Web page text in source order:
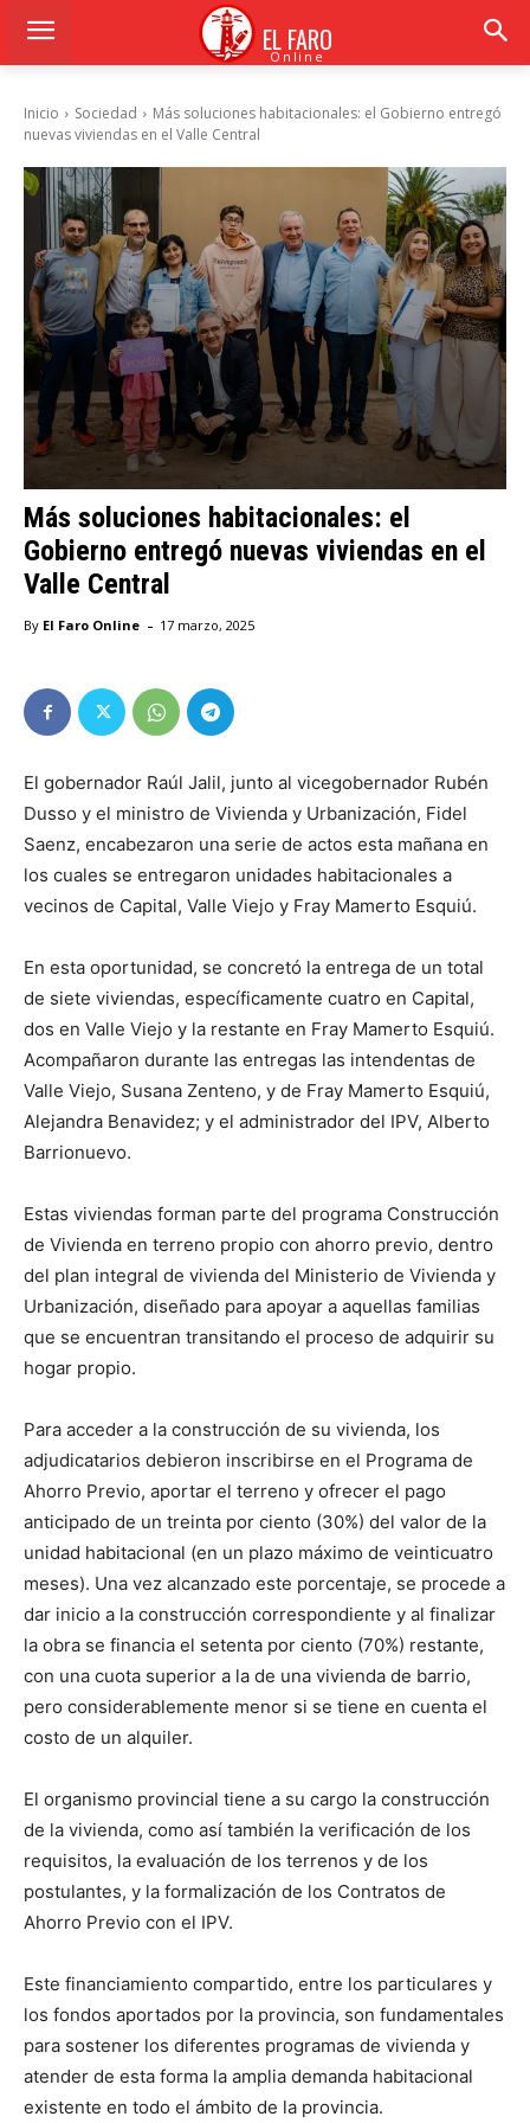
EL FARO
Online
Inicio Sociedad
Más soluciones habitacionales: el Gobierno entregó
nuevas viviendas en el Valle Central
Más soluciones habitacionales: el
Gobierno entregó nuevas viviendas en el
Valle Central
By El Faro Online - 17 marzo, 2025
El gobernador Raúl Jalil, junto al vicegobernador Rubén
Dusso y el ministro de Vivienda y Urbanización, Fidel
Saenz, encabezaron una serie de actos esta mañana en
los cuales se entregaron unidades habitacionales a
vecinos de Capital, Valle Viejo y Fray Mamerto Esquiú.
En esta oportunidad, se concretó la entrega de un total
de siete viviendas, específicamente cuatro en Capital,
dos en Valle Viejo y la restante en Fray Mamerto Esquiú.
Acompañaron durante las entregas las intendentas de
Valle Viejo, Susana Zenteno, y de Fray Mamerto Esquiú,
Alejandra Benavidez; y el administrador del IPV, Alberto
Barrionuevo.
Estas viviendas forman parte del programa Construcción
de Vivienda en terreno propio con ahorro previo, dentro
del plan integral de vivienda del Ministerio de Vivienda y
Urbanización, diseñado para apoyar a aquellas familias
que se encuentran transitando el proceso de adquirir su
hogar propio.
Para acceder a la construcción de su vivienda, los
adjudicatarios debieron inscribirse en el Programa de
Ahorro Previo, aportar el terreno y ofrecer el pago
anticipado de un treinta por ciento (30%) del valor de la
unidad habitacional (en un plazo máximo de veinticuatro
meses). Una vez alcanzado este porcentaje, se procede a
dar inicio a la construcción correspondiente y al finalizar
la obra se financia el setenta por ciento (70%) restante,
con una cuota superior a la de una vivienda de barrio,
pero considerablemente menor si se tiene en cuenta el
costo de un alquiler.
El organismo provincial tiene a su cargo la construcción
de la vivienda, como así también la verificación de los
requisitos, la evaluación de los terrenos y de los
postulantes, y la formalización de los Contratos de
Ahorro Previo con el IPV.
Este financiamiento compartido, entre los particulares y
los fondos aportados por la provincia, son fundamentales
para sostener los diferentes programas de vivienda y
atender de esta forma la amplia demanda habitacional
existente en todo el ámbito de la provincia.